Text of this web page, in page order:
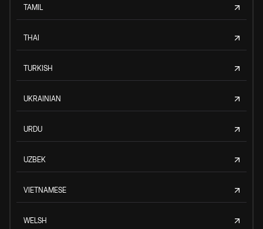
TAMIL
THAI
TURKISH
UKRAINIAN
URDU
UZBEK
VIETNAMESE
WELSH